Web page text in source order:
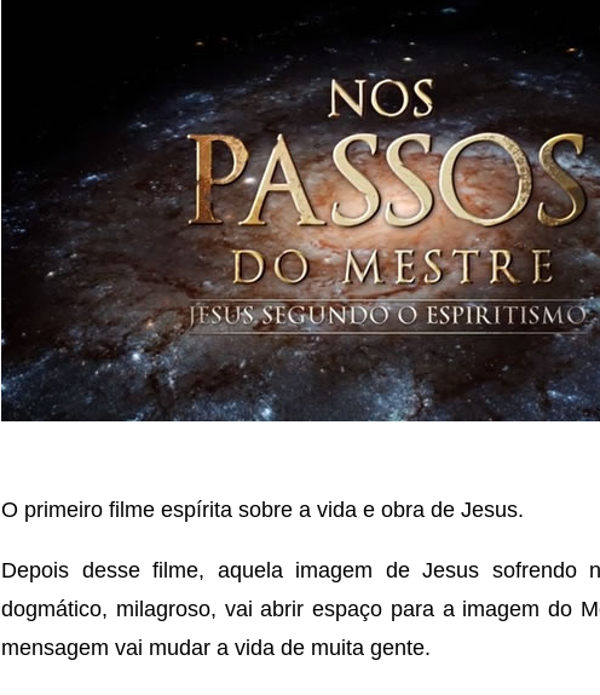
O primeiro filme espírita sobre a vida e obra de Jesus.
Depois desse filme, aquela imagem de Jesus sofrendo
dogmático, milagroso, vai abrir espaço para a imagem do
mensagem vai mudar a vida de muita gente.